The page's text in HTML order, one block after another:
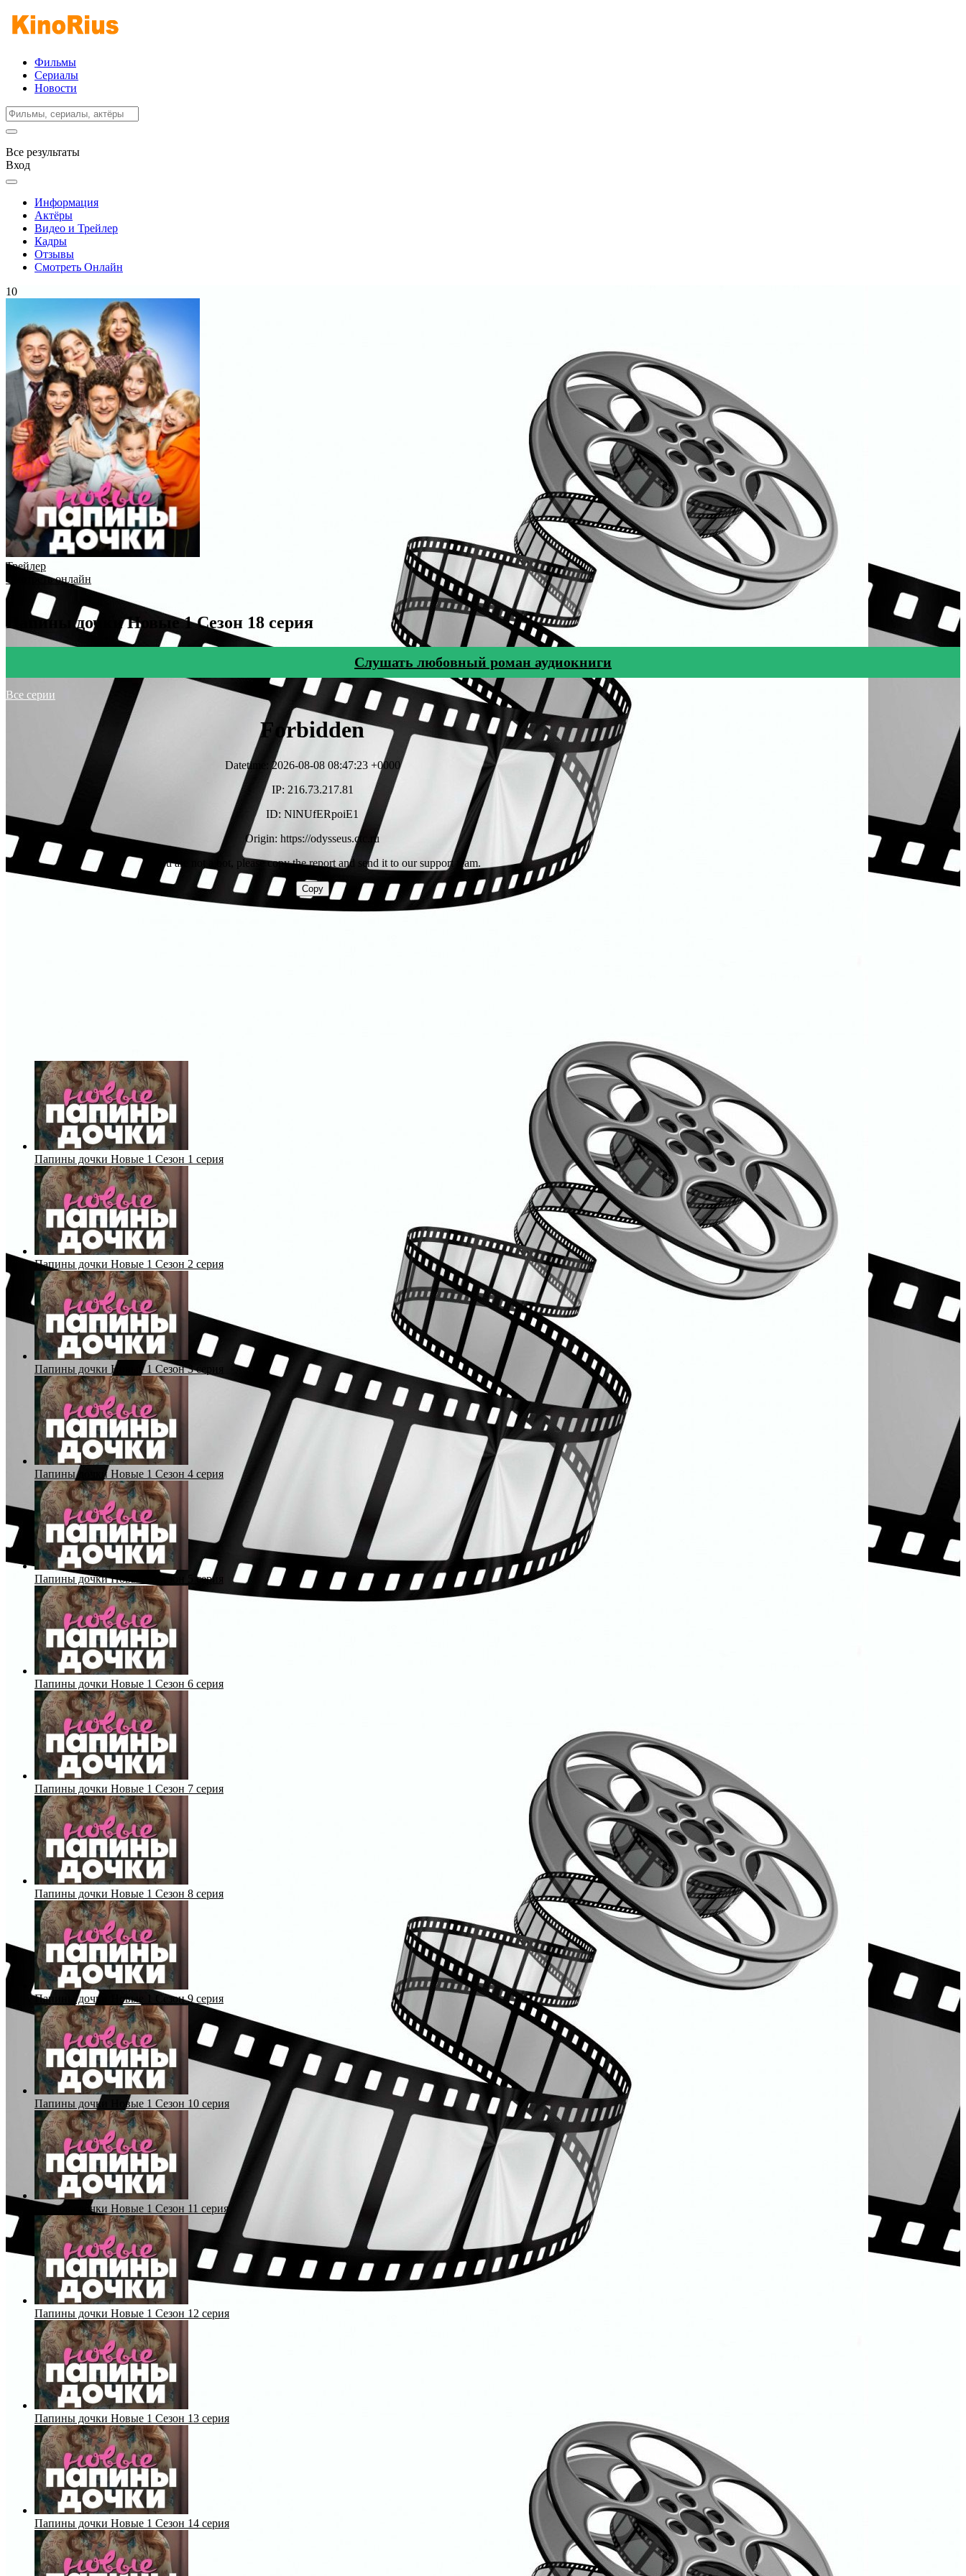
Фильмы
Сериалы
Новости
Все результаты
Вход
Информация
Актёры
Видео и Трейлер
Кадры
Отзывы
Смотреть Онлайн
10
Трейлер
Смотреть онлайн
Папины дочки Новые 1 Сезон 18 серия
Cлушать любовный роман аудиокниги
Все серии
Папины дочки Новые 1 Сезон 1 серия
Папины дочки Новые 1 Сезон 2 серия
Папины дочки Новые 1 Сезон 3 серия
Папины дочки Новые 1 Сезон 4 серия
Папины дочки Новые 1 Сезон 5 серия
Папины дочки Новые 1 Сезон 6 серия
Папины дочки Новые 1 Сезон 7 серия
Папины дочки Новые 1 Сезон 8 серия
Папины дочки Новые 1 Сезон 9 серия
Папины дочки Новые 1 Сезон 10 серия
Папины дочки Новые 1 Сезон 11 серия
Папины дочки Новые 1 Сезон 12 серия
Папины дочки Новые 1 Сезон 13 серия
Папины дочки Новые 1 Сезон 14 серия